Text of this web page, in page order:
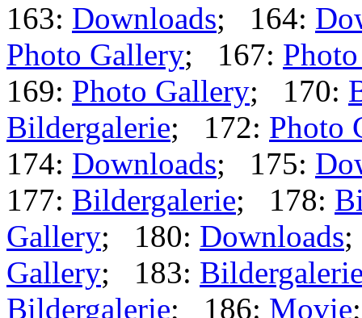
163: Downloads; 164:
Photo Gallery; 167:
169: Photo Gallery; 170:
Bildergalerie; 172: Photo
174: Downloads; 175:
177: Bildergalerie; 178:
Gallery; 180: Downloads
Gallery; 183:
Bildergalerie; 186: Movie